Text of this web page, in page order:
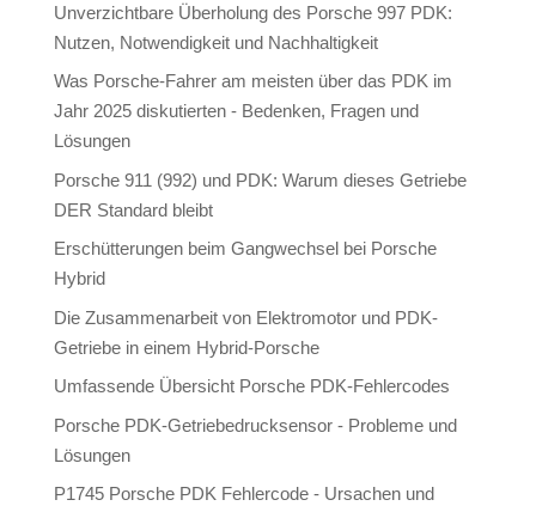
Unverzichtbare Überholung des Porsche 997 PDK:
Nutzen, Notwendigkeit und Nachhaltigkeit
Was Porsche-Fahrer am meisten über das PDK im
Jahr 2025 diskutierten - Bedenken, Fragen und
Lösungen
Porsche 911 (992) und PDK: Warum dieses Getriebe
DER Standard bleibt
Erschütterungen beim Gangwechsel bei Porsche
Hybrid
Die Zusammenarbeit von Elektromotor und PDK-
Getriebe in einem Hybrid-Porsche
Umfassende Übersicht Porsche PDK-Fehlercodes
Porsche PDK-Getriebedrucksensor - Probleme und
Lösungen
P1745 Porsche PDK Fehlercode - Ursachen und